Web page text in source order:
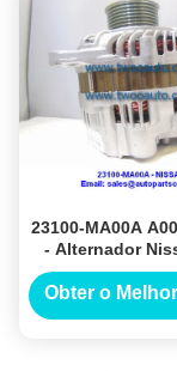
23100-MA00A
- Alternador
90A
E25
Obter o